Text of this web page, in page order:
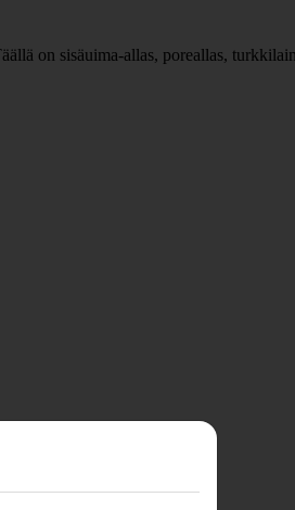
on sisäuima-allas, poreallas,